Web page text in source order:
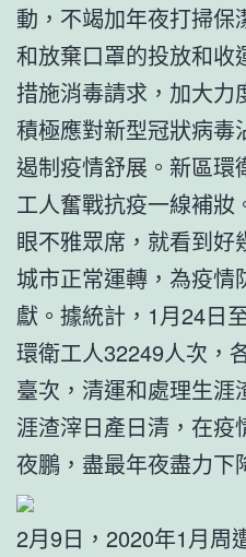
動，不竭加年夜打掃保
和放棄口罩的投放和收
措施消毒請求，加大力
積極應對新型冠狀病毒
遏制疫情舒展。新區
工人奮戰抗疫一線補
眼不雅眾席，就看到
城市正常運轉，為疫情
獻。據統計，1月24日
環衛工人32249人次，
臺次，清運和處理生涯
涯渣滓日產日清，在疫
夜鵬，盡最年夜盡力下
2月9日，2020年1月周